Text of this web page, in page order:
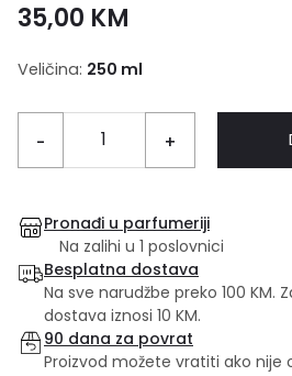
35,00 KM
Veličina: 250 ml
- +
Pronađi u parfumeriji
Na zalihi u 1 poslovnici
Besplatna dostava
Na sve narudžbe preko 100 KM.
dostava iznosi 10 KM.
90 dana za povrat
Proizvod možete vratiti ako nije